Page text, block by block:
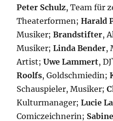
Peter Schulz, Team für
Theaterformen;Harald
Musiker;Brandstifter,
Musiker;Linda Bender,
Artist;Uwe Lammert,
Roolfs, Goldschmiedin;
Schauspieler, Musiker;
Kulturmanager;Lucie
Comiczeichnerin;